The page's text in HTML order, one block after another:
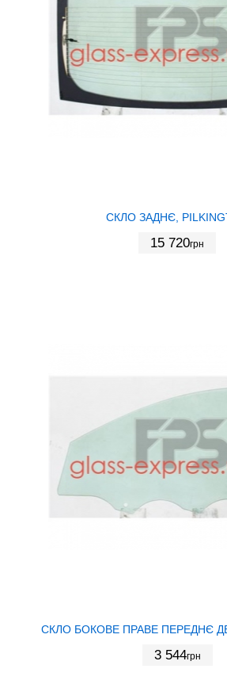
СКЛО ЗАДНЄ,
15 720грн
СКЛО БОКОВЕ ПРАВЕ ПЕРЕДНЄ
3 544грн